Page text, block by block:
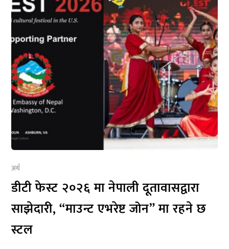
अर्थ
डीटी फेस्ट २०२६ मा नेपाली दूतावासद्वारा
साझेदारी, “माउन्ट एभरेष्ट जोन” मा रहने छ
स्टल